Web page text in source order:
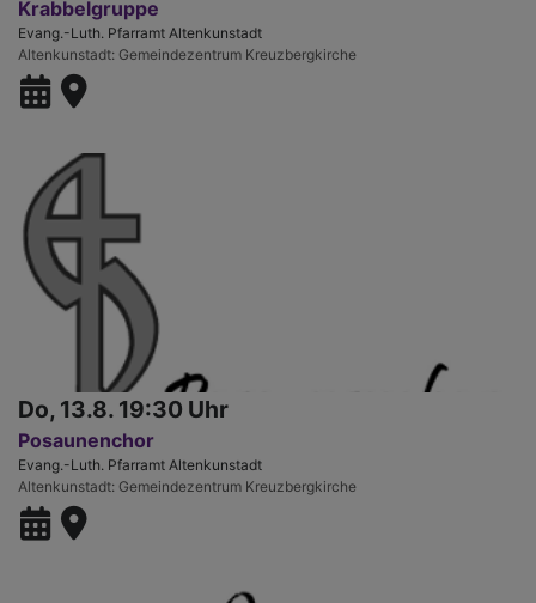
Krabbelgruppe
Evang.-Luth. Pfarramt Altenkunstadt
Altenkunstadt Gemeindezentrum Kreuzbergkirche
Do, 13.8. 19:30 Uhr
Posaunenchor
Evang.-Luth. Pfarramt Altenkunstadt
Altenkunstadt Gemeindezentrum Kreuzbergkirche